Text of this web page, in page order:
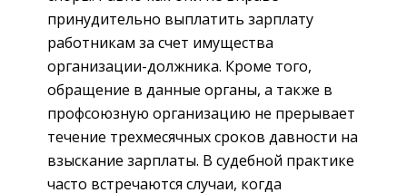
принудительно выплатить зарплату
работникам за счет имущества
организации-должника. Кроме того,
обращение в данные органы, а также в
профсоюзную организацию не прерывает
течение трехмесячных сроков давности на
взыскание зарплаты. В судебной практике
часто встречаются случаи, когда